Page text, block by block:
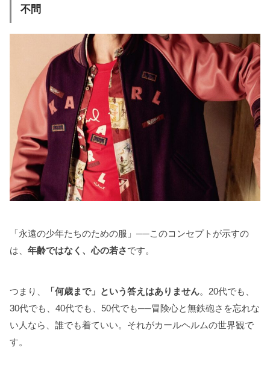
不問
「永遠の少年たちのための服」──このコンセプトが示すの
は、 年齢ではなく、心の若さです。
つまり、 「何歳まで」という答えはありません。20代でも、
30代でも、40代でも、50代でも──冒険心と無鉄砲さを忘れな
い人なら、誰でも着ていい。それがカールヘルムの世界観で
す。